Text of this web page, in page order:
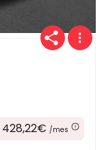
428,22€ /mes